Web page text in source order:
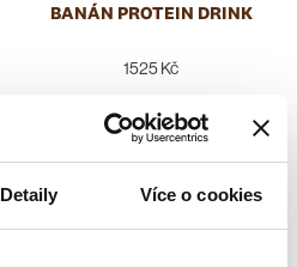
Detaily Více o cookies
BANÁN PROTEIN DRINK
1525 Kč